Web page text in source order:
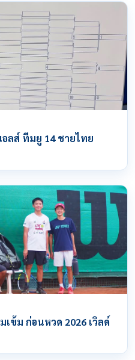
ลส์ ทีมยู 14 ชายไทย
ข้ม ก่อนหวด 2026 เวิลด์